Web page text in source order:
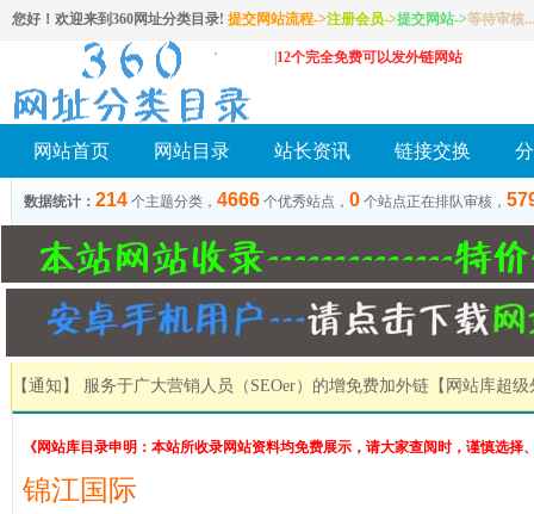
您好！欢迎来到360网址分类目录! 提交网站流程->注册会员->提交网站->等待审核...
12个完全免费可以发外链网站
网站首页 网站目录 站长资讯 链接交换
数据统计： 214 个主题分类， 4666 个优秀站点， 0 个站点正在排队审核，
【通知】 服务于广大营销人员（SEOer）的增免费加外链 【网站库超
《网站库目录申明：本站所收录网站资料均免费展示，请大家查阅时，谨慎选择
锦江国际